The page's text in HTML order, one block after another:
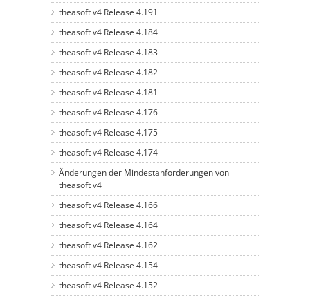
theasoft v4 Release 4.191
theasoft v4 Release 4.184
theasoft v4 Release 4.183
theasoft v4 Release 4.182
theasoft v4 Release 4.181
theasoft v4 Release 4.176
theasoft v4 Release 4.175
theasoft v4 Release 4.174
Änderungen der Mindestanforderungen von
theasoft v4
theasoft v4 Release 4.166
theasoft v4 Release 4.164
theasoft v4 Release 4.162
theasoft v4 Release 4.154
theasoft v4 Release 4.152